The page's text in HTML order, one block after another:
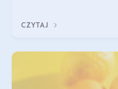
CZYTAJ